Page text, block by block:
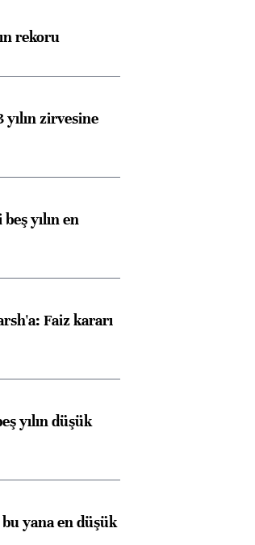
rekoru
yılın zirvesine
yılın en
Faiz kararı
yılın düşük
yana en düşük